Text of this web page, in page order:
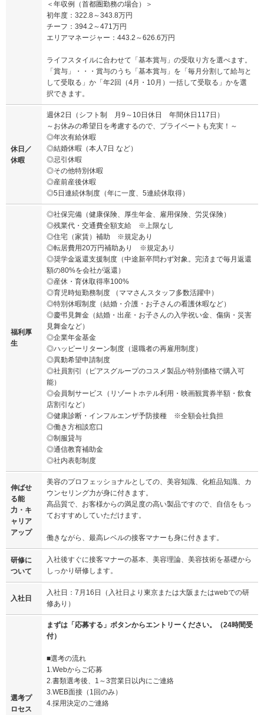
＜年収例（首都圏勤務の場合）＞
初年度：322.8～343.8万円
チーフ：394.2～471万円
エリアマネージャー：443.2～626.6万円
ライフスタイルに合わせて「基本賞与」の受取り方を選べます。
「賞与」・・・賞与のうち「基本賞与」を「毎月分割して給与と
して受取る」か「年2回（4月・10月）一括して受取る」かを選
択できます。
休日／
休暇
週休2日（シフト制 月9～10日休日 年間休日117日）
～お休みの希望日を考慮するので、プライベートも充実！～
◎年次有給休暇
◎結婚休暇（本人7日 など）
◎忌引休暇
◎その他特別休暇
◎産前産後休暇
◎5日連続休制度（年に一度、5連続休取得）
福利厚
生
◎社保完備（健康保険、厚生年金、雇用保険、労災保険）
◎残業代・交通費全額支給 ※上限なし
◎住宅（家賃）補助 ※規定あり
◎転居費用20万円補助あり ※規定あり
◎奨学金返還支援制度（中途新卒問わず対象。完済まで毎月返還
額の80%を会社が返還）
◎産休・育休取得率100%
◎育児時短勤務制度 （ママさんスタッフ多数活躍中）
◎特別休暇制度（結婚・介護・お子さんの看護休暇など）
◎慶弔見舞金（結婚・出産・お子さんの入学祝い金、傷病・災害
見舞金など）
◎企業年金基金
◎ハッピーリターン制度（退職者の再雇用制度）
◎異動希望申請制度
◎社員割引（ピアスグループのコスメ製品が特別価格で購入可
能）
◎会員制サービス（リゾートホテル利用・映画観賞券半額・飲食
店割引など）
◎健康診断・インフルエンザ予防接種 ※全額会社負担
◎働き方相談窓口
◎制服貸与
◎通信教育補助金
◎社内表彰制度
伸ばせ
る能
力・キ
ャリア
アップ
美容のプロフェッショナルとしての、美容知識、化粧品知識、カ
ウンセリング力が身に付きます。
高品質で、お客様からの満足度の高い製品ですので、自信をもっ
ておすすめしていただけます。
働きながら、最高レベルの接客マナーも身に付きます。
研修に
ついて
入社後すぐに接客マナーの基本、美容理論、美容技術を基礎から
しっかり研修します。
入社日
入社日：7月16日（入社日より東京または大阪またはwebでの研
修あり）
選考プ
ロセス
まずは「応募する」ボタンからエントリーください。（24時間受
付）
■選考の流れ
1.Webからご応募
2.書類選考後、1～3営業日以内にご連絡
3.WEB面接（1回のみ）
4.採用決定のご連絡